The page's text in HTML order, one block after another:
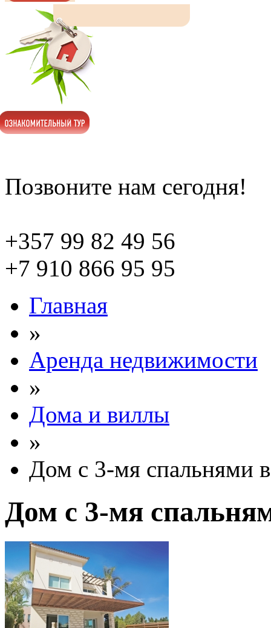
Позвоните нам сегодня!
+357 99 82 49 56
+7 910 866 95 95
Главная
»
Аренда недвижимости
»
Дома и виллы
»
Дом с 3-мя спальнями
Дом с 3-мя